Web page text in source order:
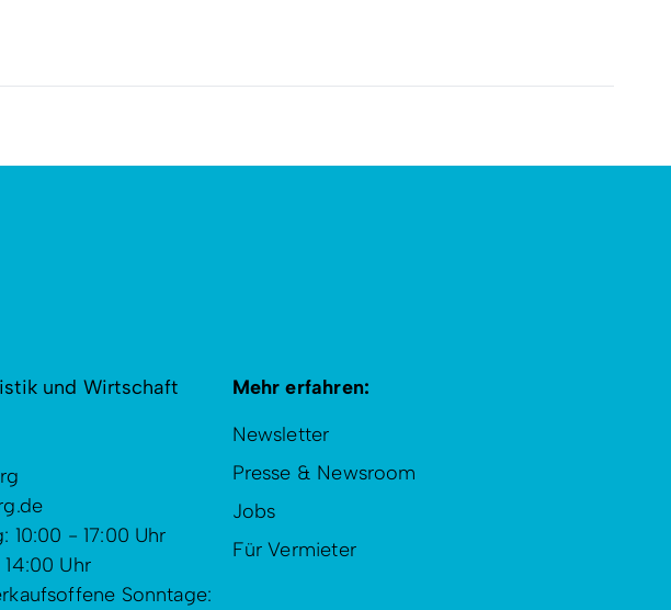
und Wirtschaft
10:00 - 17:00 Uhr
Uhr
Sonntage:
Mehr erfahren:
Newsletter
Presse & Newsroom
Jobs
Für Vermieter